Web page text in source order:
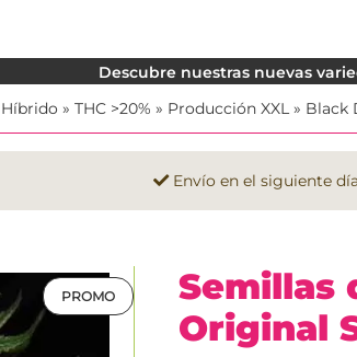
Descubre nuestras nuevas
Híbrido » THC >20% » Producción XXL » Black
Envío en el siguiente
PROMO
Semillas
Original